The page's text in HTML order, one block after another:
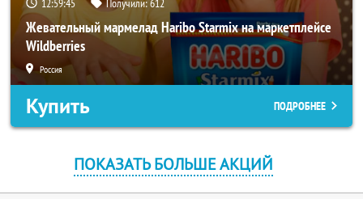
12:59:45 Получили:612
Жевательный мармелад Haribo Starmix на маркетплейсе
Wildberries
Россия
Купить ПОДРОБНЕЕ
ПОКАЗАТЬ БОЛЬШЕ АКЦИЙ